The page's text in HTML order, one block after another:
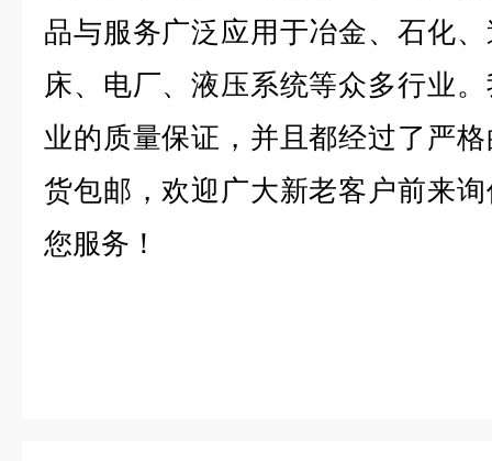
品与服务广泛应用于冶金、石化
床、电厂、液压系统等众多行业
业的质量保证，并且都经过了严
货包邮，欢迎广大新老客户前来
您服务！